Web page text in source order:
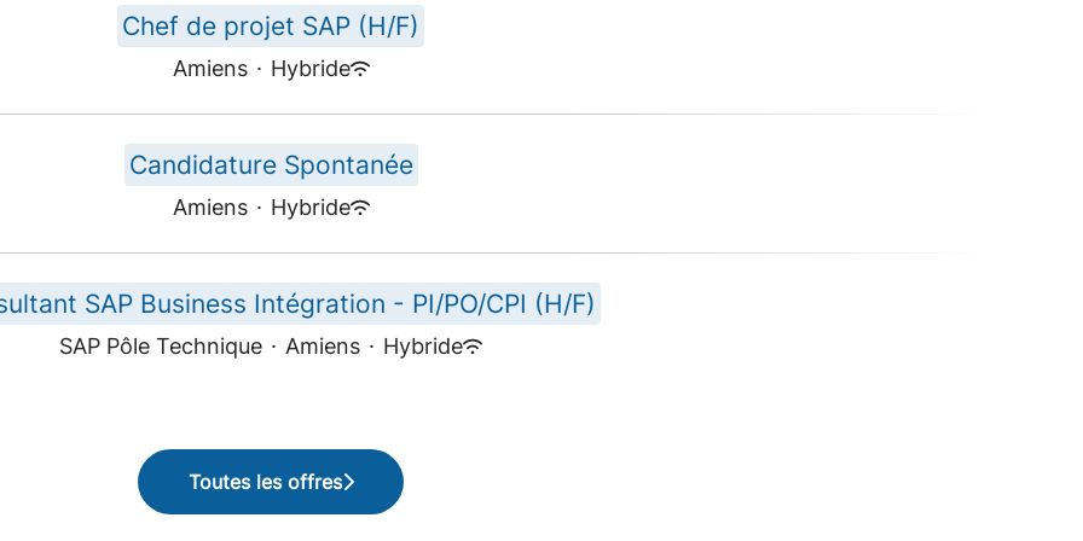
Chef de projet SAP (H/F)
Amiens · Hybride
Candidature Spontanée
Amiens · Hybride
SAP Business Intégration - PI/PO/CPI (H/F)
SAP Pôle Technique · Amiens · Hybride
Toutes les offres